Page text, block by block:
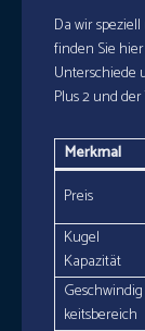
Da wir
finden Sie
Unterschiede
Plus 2 und
Merkmal
Preis
Kugel
Kapazität
Geschwindig
keitsbereich